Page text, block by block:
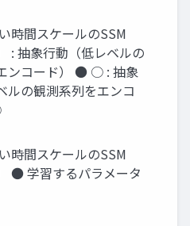
時間スケールのSSM
: 抽象行動（低レベルの
ンコード） ● ○ : 抽象
ルの観測系列をエンコ
時間スケールのSSM
● 学習するパラメータ